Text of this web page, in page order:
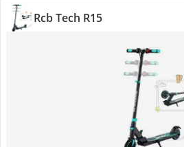
Rcb Tech R15